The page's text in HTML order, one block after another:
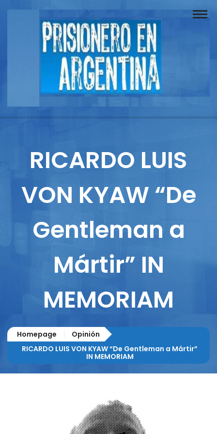
Buscador
Documentos
Reportajes
Columnistas
RICARDO LUIS
VON KYAW “De
Gentleman a
Mártir” IN
MEMORIAM
Homepage
Opinión
RICARDO LUIS VON KYAW “De Gentleman a Mártir”
IN MEMORIAM